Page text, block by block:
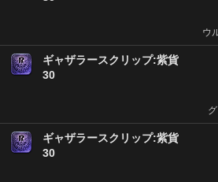
ウ
ギャザラースクリップ:紫貨
30
ギャザラースクリップ:紫貨
30